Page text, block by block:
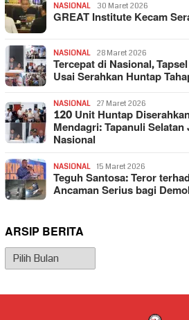
NASIONAL 30 Maret 2026
GREAT Institute Kecam
NASIONAL 28 Maret 2026
Tercepat di Nasional,
Usai Serahkan Huntap
NASIONAL 27 Maret 2026
120 Unit Huntap
Mendagri: Tapanuli
Nasional
NASIONAL 15 Maret 2026
Teguh Santosa: Teror
Ancaman Serius bagi
ARSIP BERITA
Arsip
Berita